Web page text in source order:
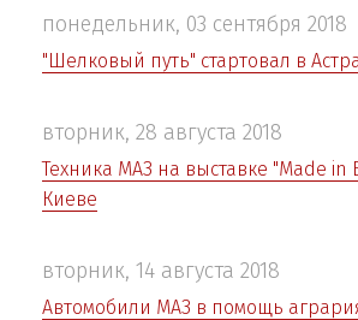
понедельник, 03 сентября 2018
"Шелковый путь" стартовал в
вторник, 28 августа 2018
Техника МАЗ на выставке "Made in
Киеве
вторник, 14 августа 2018
Автомобили МАЗ в помощь